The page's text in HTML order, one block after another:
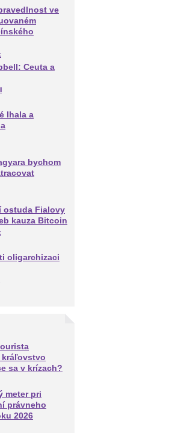
ve
Ceuta a
lhala a
bychom
ostuda Fialovy
kauza Bitcoin
oligarchizaci
kráľovstvo
sa v krízach?
meter pri
právneho
2026